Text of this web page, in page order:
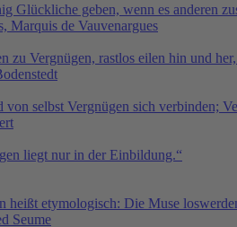
Glückliche geben, wenn es anderen
Marquis de Vauvenargues
zu Vergnügen, rastlos eilen hin und
selbst Vergnügen sich verbinden;
liegt nur in der Einbildung.“
heißt etymologisch: Die Muse
Seume